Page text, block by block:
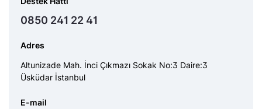
0850 241 22 41
Adres
Altunizade Mah. İnci Çıkmazı Sokak No:3 Daire:3
Üsküdar İstanbul
E-mail